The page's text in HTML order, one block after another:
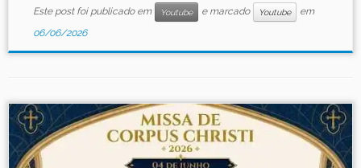
Este post foi publicado em Youtube e marcado Youtube
em
06/06/2026